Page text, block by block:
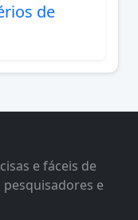
de
e fáceis de
e